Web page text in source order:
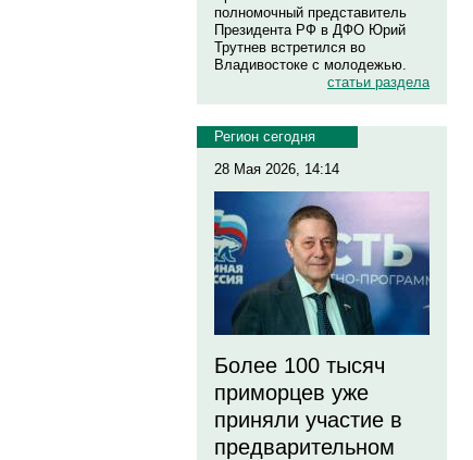
полномочный представитель
Президента РФ в ДФО Юрий
Трутнев встретился во
Владивостоке с молодежью.
статьи раздела
Регион сегодня
28 Мая 2026, 14:14
Более 100 тысяч
приморцев уже
приняли участие в
предварительном